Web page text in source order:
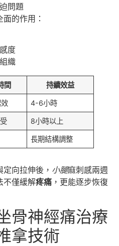
問題
的作用：
度
組織
間 持續效益
4-6小時
8小時以上
長期結構調整
向拉伸後， 小腿麻刺感兩週
不僅緩解疼痛 ，更能逐步恢復
骨神經痛治療
拿技術